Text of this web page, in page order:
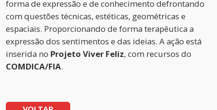
forma de expressão e de conhecimento defrontando
com questões técnicas, estéticas, geométricas e
espaciais. Proporcionando de forma terapêutica a
expressão dos sentimentos e das ideias. A ação está
inserida no Projeto Viver Feliz, com recursos do
COMDICA/FIA.